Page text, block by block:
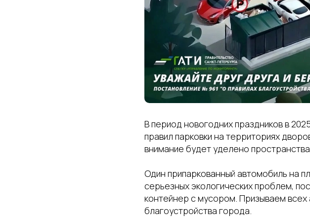
В период новогодних праздников в
правил парковки на территориях
внимание будет уделено
Один припаркованный автомобиль на
серьезных экологических проблем,
контейнер с мусором. Призываем
благоустройства города.